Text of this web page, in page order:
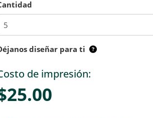
diseñar para ti
de impresión: